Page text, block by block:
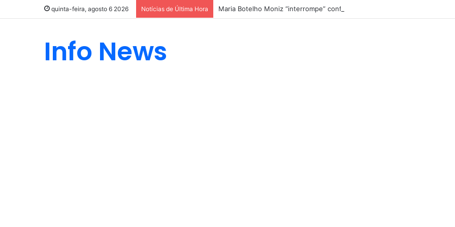
quinta-feira, agosto 6 2026 Notícias de Última Hora Maria Botelho Moniz “interrompe” confessionário
Info News